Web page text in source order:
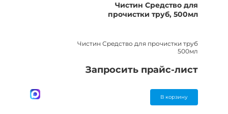
Чистин Средство для
прочистки труб, 500мл
Чистин Средство для прочистки труб
500мл
Запросить прайс-лист
В корзину